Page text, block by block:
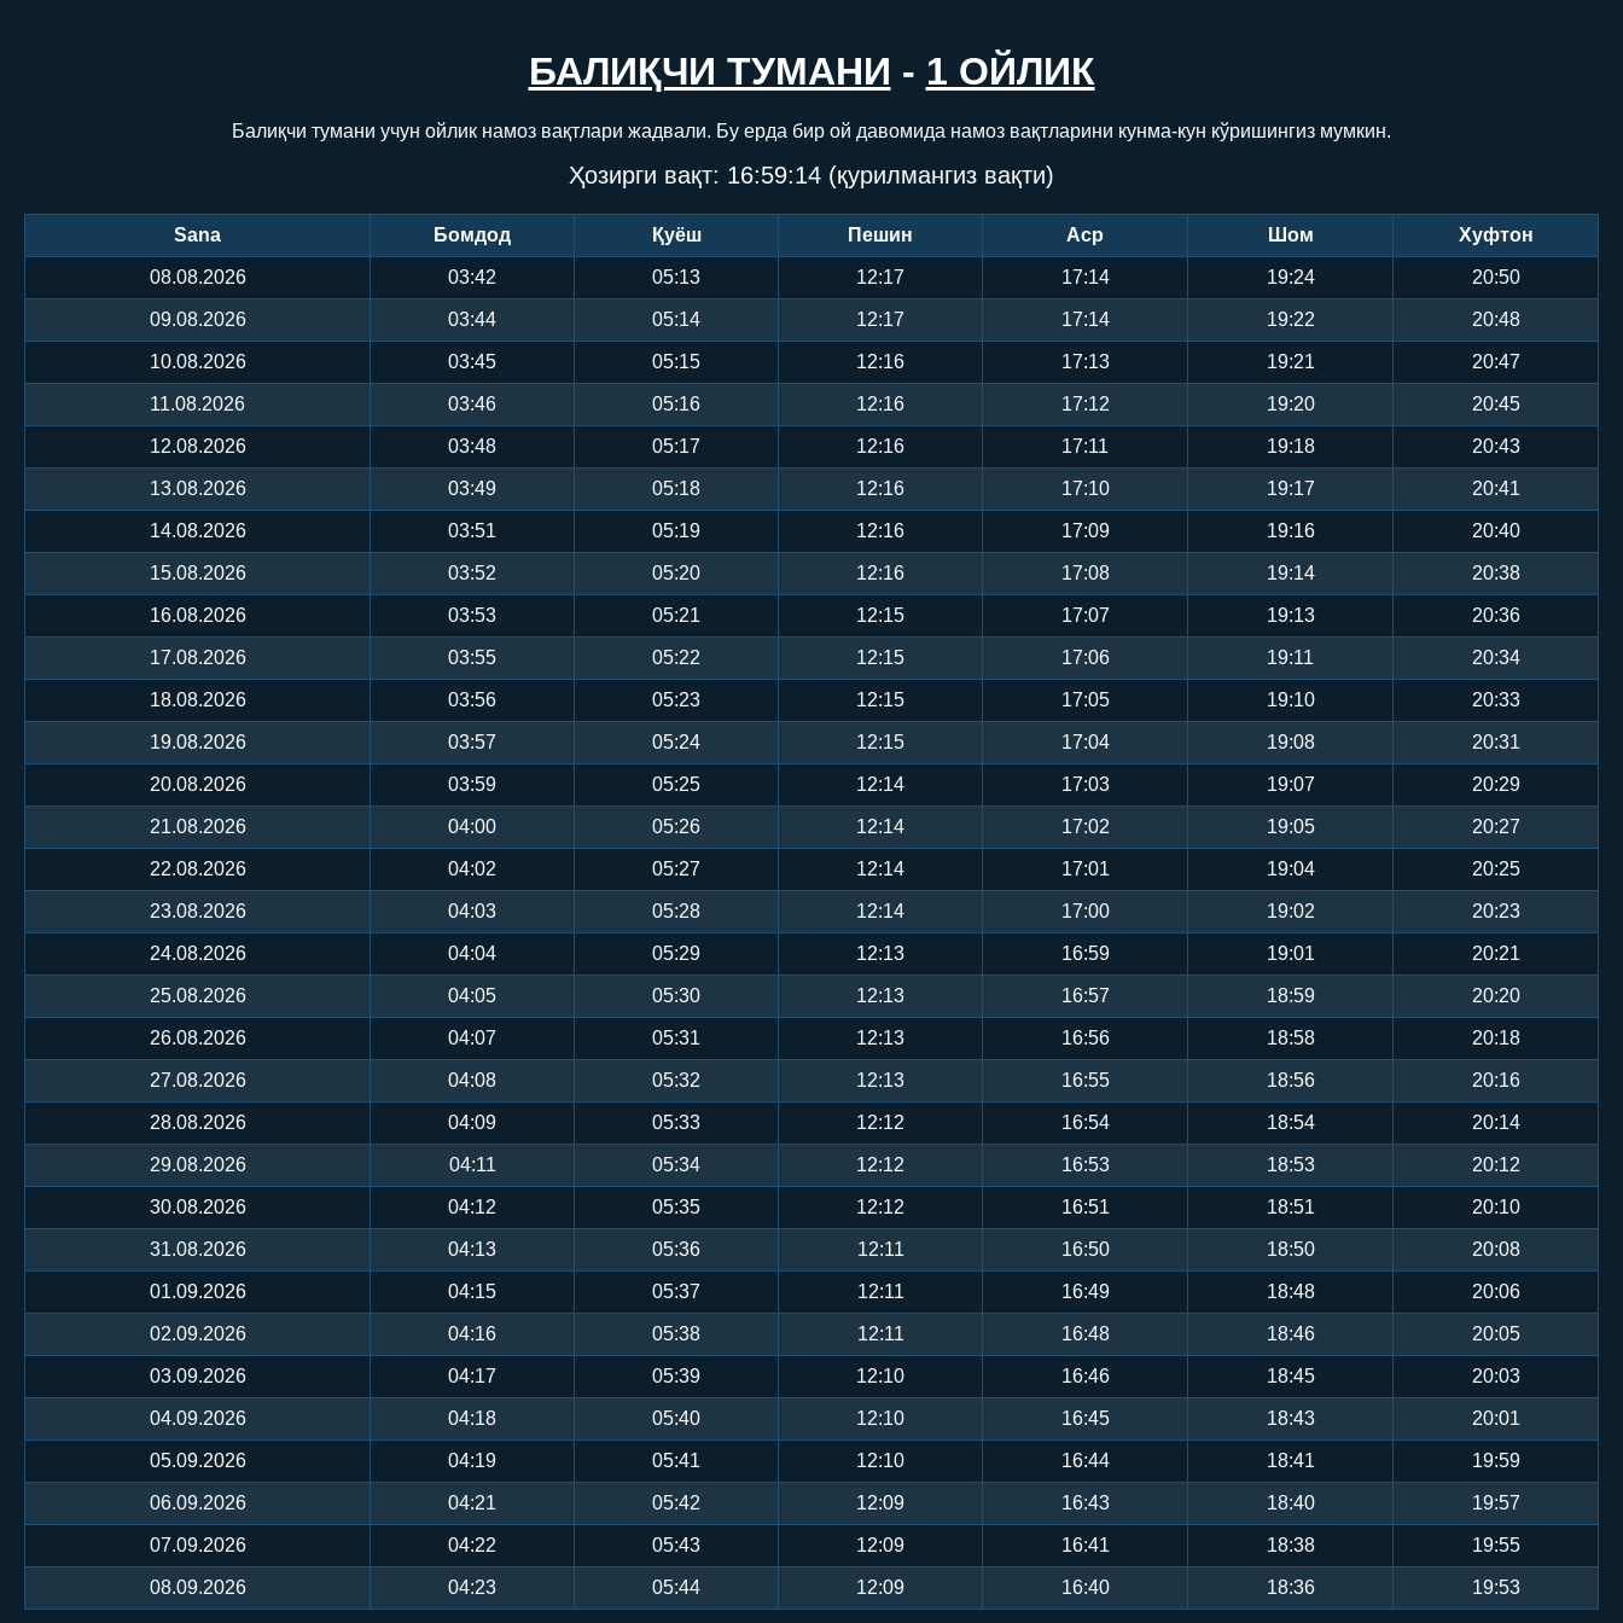
БАЛИҚЧИ ТУМАНИ - 1 ОЙЛИК
Балиқчи тумани учун ойлик намоз вақтлари жадвали. Бу ерда бир ой давомида намоз вақтларини кунма-кун кўришингиз мумкин.
Ҳозирги вақт: 16:59:15 (қурилмангиз вақти)
Sana Бомдод Қуёш Пешин Аср Шом Хуфтон
08.08.2026 03:42 05:13 12:17 17:14 19:24 20:50
09.08.2026 03:44 05:14 12:17 17:14 19:22 20:48
10.08.2026 03:45 05:15 12:16 17:13 19:21 20:47
11.08.2026 03:46 05:16 12:16 17:12 19:20 20:45
12.08.2026 03:48 05:17 12:16 17:11 19:18 20:43
13.08.2026 03:49 05:18 12:16 17:10 19:17 20:41
14.08.2026 03:51 05:19 12:16 17:09 19:16 20:40
15.08.2026 03:52 05:20 12:16 17:08 19:14 20:38
16.08.2026 03:53 05:21 12:15 17:07 19:13 20:36
17.08.2026 03:55 05:22 12:15 17:06 19:11 20:34
18.08.2026 03:56 05:23 12:15 17:05 19:10 20:33
19.08.2026 03:57 05:24 12:15 17:04 19:08 20:31
20.08.2026 03:59 05:25 12:14 17:03 19:07 20:29
21.08.2026 04:00 05:26 12:14 17:02 19:05 20:27
22.08.2026 04:02 05:27 12:14 17:01 19:04 20:25
23.08.2026 04:03 05:28 12:14 17:00 19:02 20:23
24.08.2026 04:04 05:29 12:13 16:59 19:01 20:21
25.08.2026 04:05 05:30 12:13 16:57 18:59 20:20
26.08.2026 04:07 05:31 12:13 16:56 18:58 20:18
27.08.2026 04:08 05:32 12:13 16:55 18:56 20:16
28.08.2026 04:09 05:33 12:12 16:54 18:54 20:14
29.08.2026 04:11 05:34 12:12 16:53 18:53 20:12
30.08.2026 04:12 05:35 12:12 16:51 18:51 20:10
31.08.2026 04:13 05:36 12:11 16:50 18:50 20:08
01.09.2026 04:15 05:37 12:11 16:49 18:48 20:06
02.09.2026 04:16 05:38 12:11 16:48 18:46 20:05
03.09.2026 04:17 05:39 12:10 16:46 18:45 20:03
04.09.2026 04:18 05:40 12:10 16:45 18:43 20:01
05.09.2026 04:19 05:41 12:10 16:44 18:41 19:59
06.09.2026 04:21 05:42 12:09 16:43 18:40 19:57
07.09.2026 04:22 05:43 12:09 16:41 18:38 19:55
08.09.2026 04:23 05:44 12:09 16:40 18:36 19:53